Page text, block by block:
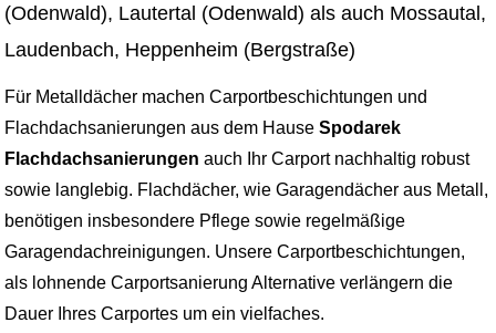
(Odenwald), Lautertal (Odenwald) als auch Mossautal,
Laudenbach, Heppenheim (Bergstraße)
Für Metalldächer machen Carportbeschichtungen und
Flachdachsanierungen aus dem Hause Spodarek
Flachdachsanierungen auch Ihr Carport nachhaltig robust
sowie langlebig. Flachdächer, wie Garagendächer aus Metall,
benötigen insbesondere Pflege sowie regelmäßige
Garagendachreinigungen. Unsere Carportbeschichtungen,
als lohnende Carportsanierung Alternative verlängern die
Dauer Ihres Carportes um ein vielfaches.